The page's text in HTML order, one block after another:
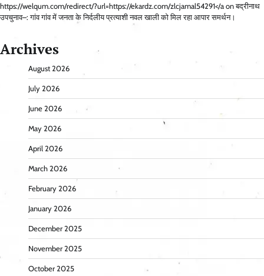
https://welqum.com/redirect/?url=https://ekardz.com/zlcjamal54291</a onबद्रीनाथ
उपचुनाव–: गांव गांव में जनता के निर्दलीय प्रत्याशी नवल खाली को मिल रहा आपार समर्थन।
Archives
August 2026
July 2026
June 2026
May 2026
April 2026
March 2026
February 2026
January 2026
December 2025
November 2025
October 2025